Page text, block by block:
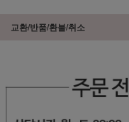
교환/반품/환불/취소